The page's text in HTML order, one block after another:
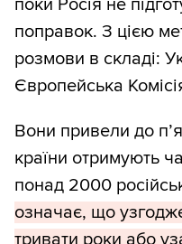
поправок. З цією
розмови в складі:
Європейська
Вони привели до
країни отримують
понад 2000
означає, що
тривати роки або